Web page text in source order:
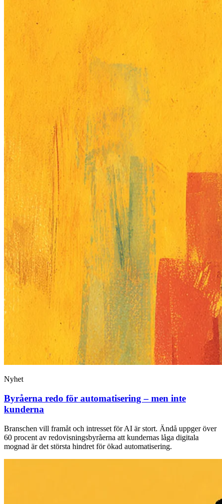
Nyhet
Byråerna redo för automatisering – men inte
kunderna
Branschen vill framåt och intresset för AI är stort. Ändå uppger över
60 procent av redovisningsbyråerna att kundernas låga digitala
mognad är det största hindret för ökad automatisering.